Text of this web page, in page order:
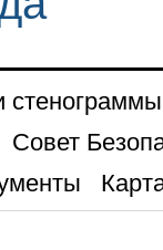
стенограммы
Совет